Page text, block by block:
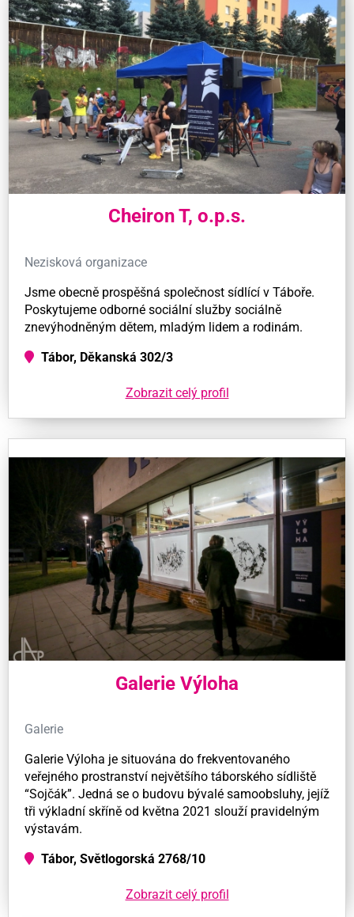
Cheiron T, o.p.s.
Nezisková organizace
Jsme obecně prospěšná společnost sídlící v Táboře.
Poskytujeme odborné sociální služby sociálně
znevýhodněným dětem, mladým lidem a rodinám.
Tábor, Děkanská 302/3
Zobrazit celý profil
Galerie Výloha
Galerie
Galerie Výloha je situována do frekventovaného
veřejného prostranství největšího táborského sídliště
“Sojčák”. Jedná se o budovu bývalé samoobsluhy, jejíž
tři výkladní skříně od května 2021 slouží pravidelným
výstavám.
Tábor, Světlogorská 2768/10
Zobrazit celý profil